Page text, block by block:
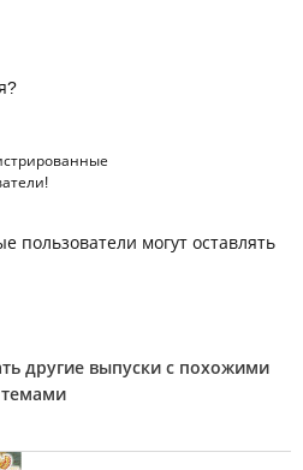
пользователи могут оставлять
другие выпуски с похожими
темами